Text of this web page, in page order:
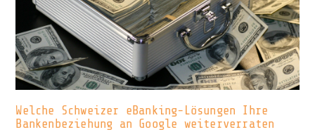
Welche Schweizer eBanking-Lösungen Ihre
Bankenbeziehung an Google weiterverraten